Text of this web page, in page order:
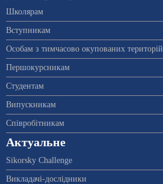
Школярам
Вступникам
Особам з тимчасово окупованих територій
Першокурсникам
Студентам
Випускникам
Співробітникам
Актуальне
Sikorsky Challenge
Викладачі-дослідники